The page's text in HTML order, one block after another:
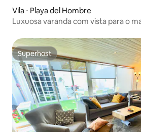
Vila ⋅ Playa del Hombre
Luxuosa varanda com vista para o
Superhost
Superhost